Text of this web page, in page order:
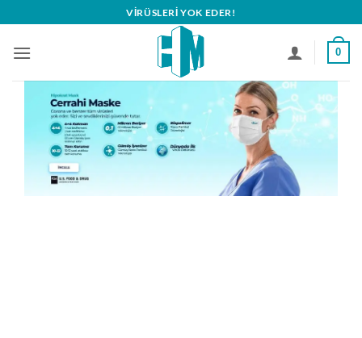
atla
VIRÜSLERI YOK EDER!
0